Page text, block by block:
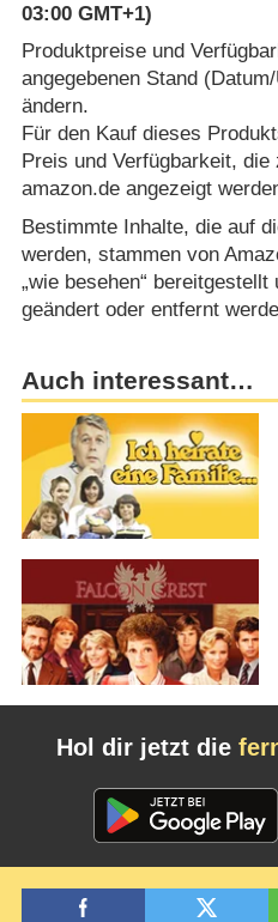
03:00 GMT+1)
Produktpreise und
angegebenen Stand
ändern.
Für den Kauf dieses
Preis und Verfügbarkeit,
amazon.de angezeigt
Bestimmte Inhalte, die auf
werden, stammen von
„wie besehen“
geändert oder entfernt
Auch interessant…
Hol dir jetzt die